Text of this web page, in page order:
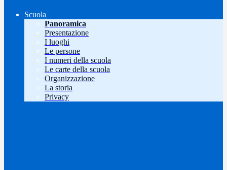
Scuola
Panoramica
Presentazione
I luoghi
Le persone
I numeri della scuola
Le carte della scuola
Organizzazione
La storia
Privacy